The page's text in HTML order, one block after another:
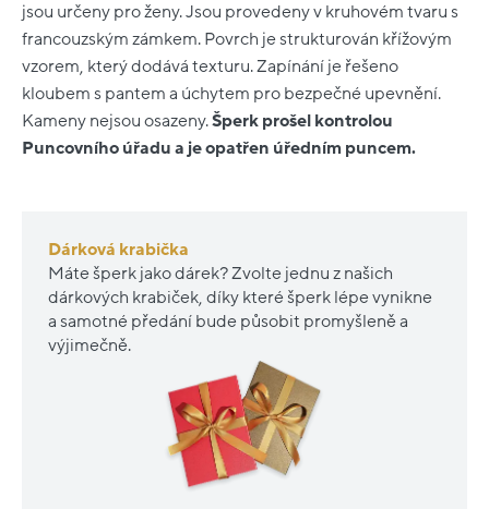
jsou určeny pro ženy. Jsou provedeny v kruhovém tvaru s
francouzským zámkem. Povrch je strukturován křížovým
vzorem, který dodává texturu. Zapínání je řešeno
kloubem s pantem a úchytem pro bezpečné upevnění.
Kameny nejsou osazeny.Šperk prošel kontrolou
Puncovního úřadu a je opatřen úředním puncem.
Dárková krabička
Máte šperk jako dárek? Zvolte jednu z našich
dárkových krabiček, díky které šperk lépe vynikne
a samotné předání bude působit promyšleně a
výjimečně.